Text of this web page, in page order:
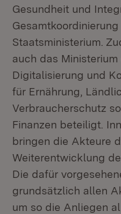
Gesundheit und
Staatsministerium.
auch das
Digitalisierung und
für Ernährung,
Verbraucherschutz
Finanzen beteiligt.
bringen die Akteure
Weiterentwicklung
Die dafür
grundsätzlich allen
um so die Anliegen